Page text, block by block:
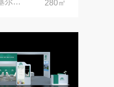
2024年德国杜塞尔多夫玻璃工业展览会Glasstec|德国杜塞尔多夫会展中心 280㎡